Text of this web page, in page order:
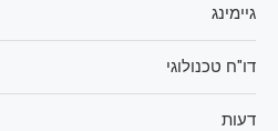
גיימינג
דו"ח טכנולוגי
דעות